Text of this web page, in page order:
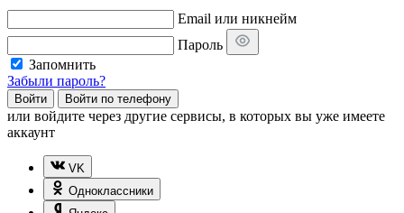
Email или никнейм
Пароль
Запомнить
Забыли пароль?
Войти Войти по телефону
или войдите через другие сервисы, в которых вы уже имеете
аккаунт
VK
Одноклассники